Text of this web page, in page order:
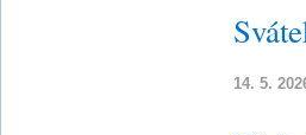
14. 5.